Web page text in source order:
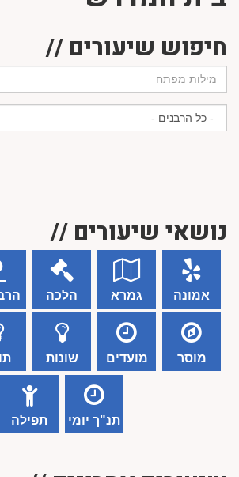
חיפוש שיעורים //
נושאי שיעורים //
אמונה גמרא הלכה
מוסר מועדים שונות
תנ"ך יומי תפילה